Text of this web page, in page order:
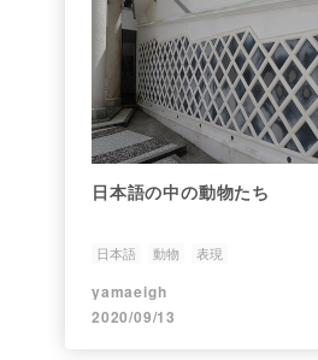
日本語の中の動物たち
日本語 動物 表現
yamaeigh
2020/09/13